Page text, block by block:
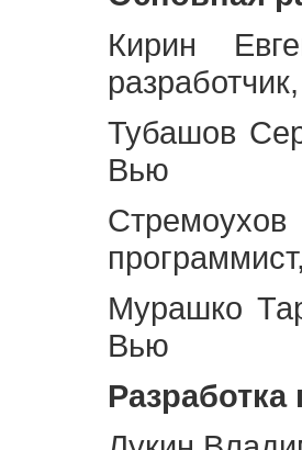
Кирин
Тубашов
Вью
Мурашко
Вью